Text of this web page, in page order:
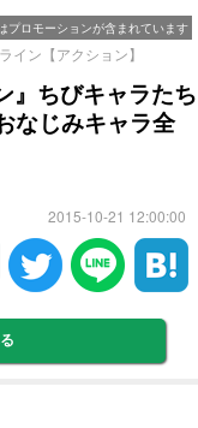
プロモーションが含まれています
イン【アクション】
』ちびキャラたち
なじみキャラ全
2015-10-21 12:00:00